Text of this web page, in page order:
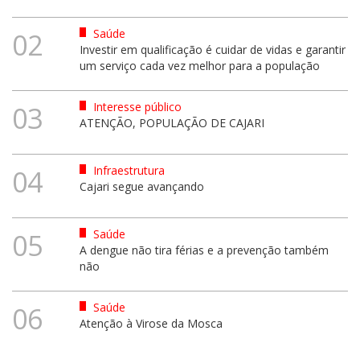
02
Saúde
Investir em qualificação é cuidar de vidas e garantir
um serviço cada vez melhor para a população
03
Interesse público
ATENÇÃO, POPULAÇÃO DE CAJARI
04
Infraestrutura
Cajari segue avançando
05
Saúde
A dengue não tira férias e a prevenção também
não
06
Saúde
Atenção à Virose da Mosca